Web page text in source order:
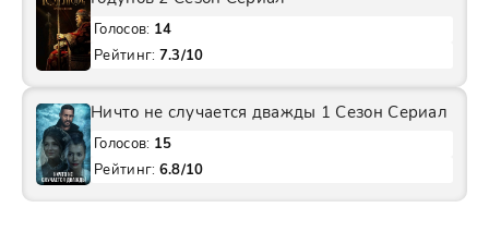
Голосов: 14
Рейтинг: 7.3/10
Ничто не случается дважды 1 Сезон Сериал
Голосов: 15
Рейтинг: 6.8/10